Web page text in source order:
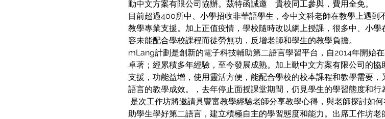
動中文方案有限公司協辦。茲特函誠邀　貴校同工參與，費用全免。
目前超過400所中、小學招收非華語學生，令中文科老師在教學上遇
教學專業支援。加上正值疫情，學校隨時改以網上授課，很多中、小
容未能配合學校課程而徒勞無功，反增老師和學生的教學負擔。
mLang計劃是創新的電子科技輔助第二語言學習平台，自2014年開始
卓著；經累積多年經驗，至今發展成熟。加上動中文方案有限公司的
支援，功能益增，使用靈活方便，能配合學校的校本課程和教學需要
語言的教學成效。，去年停止面授課堂期間，仍見學生的學習態度和行
是次工作坊將邀請具豐富教學經驗老師分享教學心得，與老師探討如
助學生學好第二語言，建立積極自主的學習態度和能力。出席工作坊